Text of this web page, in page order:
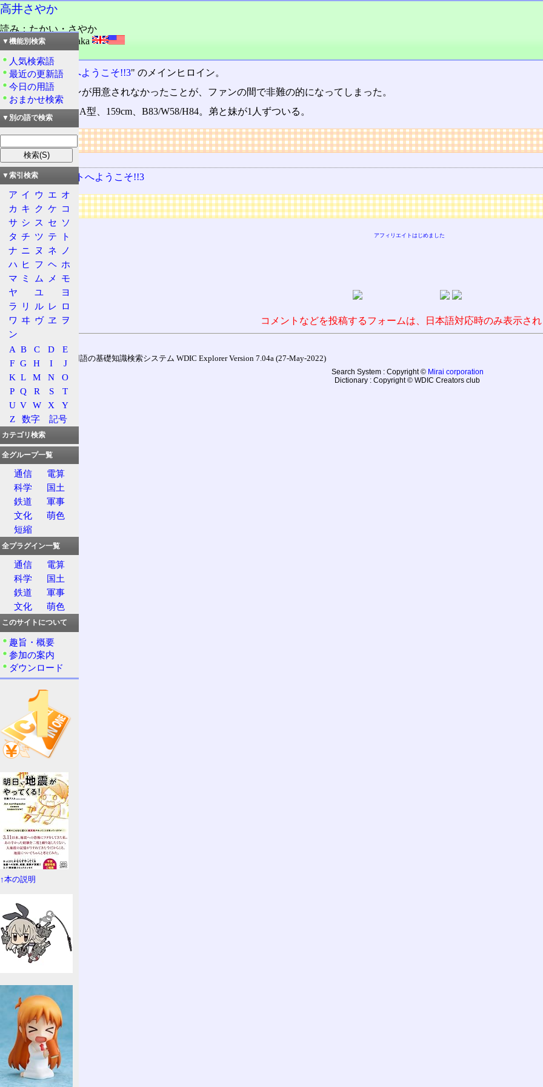
高井さやか
読み：たかい・さやか
外語：TAKAI Sayaka
品詞：人名
"Piaキャロットへようこそ!!3" のメインヒロイン。
まともなHシーンが用意されなかったことが、ファンの間で非難の的になってしまった。
4月25日生まれ、A型、159cm、B83/W58/H84。弟と妹が1人ずついる。
リンク
関連する用語
Piaキャロットへようこそ!!3
広告
アフィリエイトはじめました
コメントなどを投稿するフォームは、日本語対応時のみ表示さ
通信用語の基礎知識検索システム WDIC Explorer Version 7.04a (27-May-2022)
Search System : Copyright © Mirai corporation
Dictionary : Copyright © WDIC Creators club
▼機能別検索
人気検索語
最近の更新語
今日の用語
おまかせ検索
▼別の語で検索
▼索引検索
ア イ ウ エ オ
カ キ ク ケ コ
サ シ ス セ ソ
タ チ ツ テ
ト
ナ ニ ヌ ネ
ノ
ハ ヒ フ ヘ ホ
マ ミ ム メ
モ
ヤ
ユ
ヨ
ラ
リ ル レ ロ
ワ ヰ ヴ ヱ
ヲ
ン
A B C D
E
F G H I
J
K L M N
O
P Q R S
T
U V W X
Y
Z
数字 記号
カテゴリ検索
全グループ一覧
通信
電算
科学
国土
鉄道
軍事
文化
萌色
短縮
全プラグイン一覧
通信
電算
科学
国土
鉄道
軍事
文化
萌色
このサイトについて
趣旨・概要
参加の案内
ダウンロード
↑本の説明